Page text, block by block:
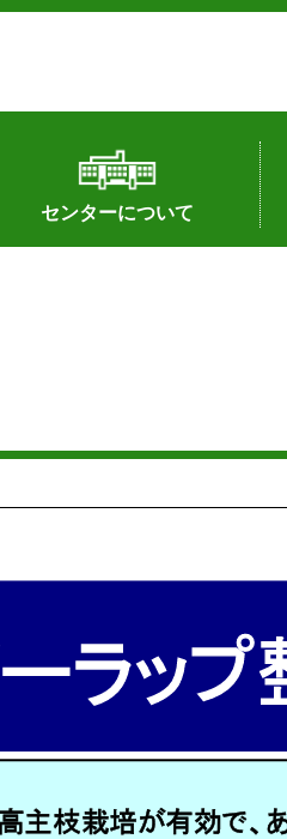
センターについて
所長あいさつ
組織（各部署へのリンク）
アクセス
沿革
所内の施設配置図